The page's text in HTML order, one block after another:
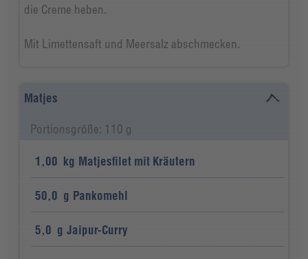
die Creme heben.
Mit Limettensaft und Meersalz abschmecken.
Matjes
Portionsgröße: 110 g
1,00 kg Matjesfilet mit Kräutern
50,0 g Pankomehl
5,0 g Jaipur-Curry